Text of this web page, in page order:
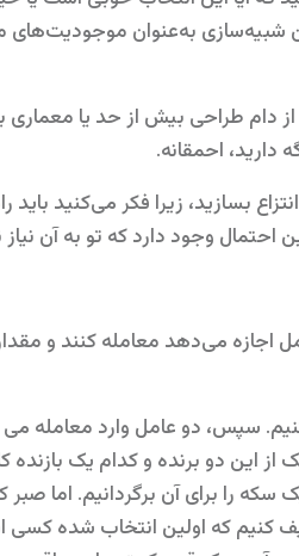
شبیه‌سازی به‌عنوان
دارید، احمقانه.
بسازید، زیرا فکر می‌کنید باید
احتمال وجود دارد که تو به آن
اجازه می‌دهد معامله کنند و
سپس، دو عامل وارد معامله
این دو برنده و کدام یک بازنده
را برای آن برگردانیم. اما صبر
کنیم که اولین انتخاب شده